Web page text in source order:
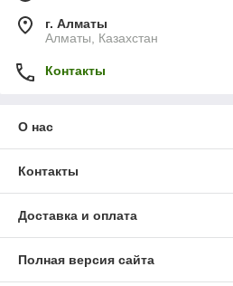
г. Алматы
Алматы, Казахстан
Контакты
О нас
Контакты
Доставка и оплата
Полная версия сайта